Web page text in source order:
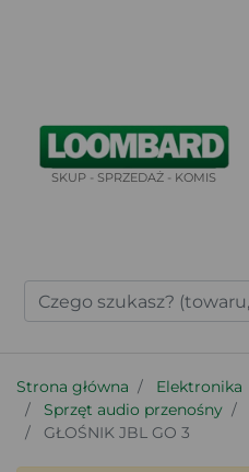
SKUP - SPRZEDAŻ - KOMIS
Strona główna Elektronika
Sprzęt audio przenośny
GŁOŚNIK JBL GO 3